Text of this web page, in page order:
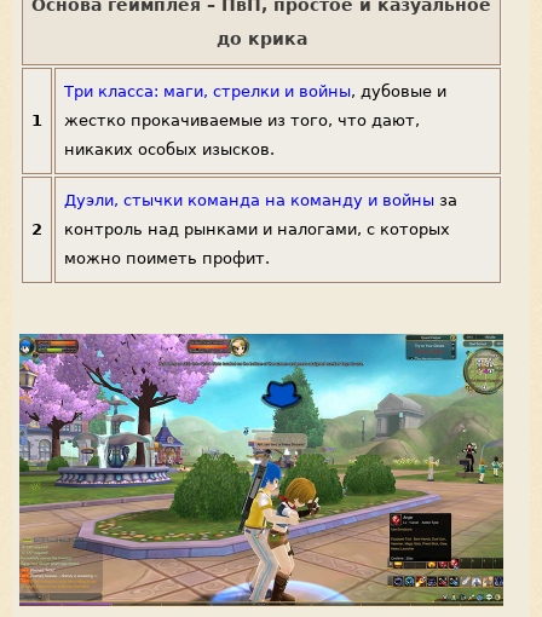
Основа геймплея – ПвП, простое и казуальное
до крика
1
Три класса: маги, стрелки и войны, дубовые и
жестко прокачиваемые из того, что дают,
никаких особых изысков.
2
Дуэли, стычки команда на команду и войны за
контроль над рынками и налогами, с которых
можно поиметь профит.